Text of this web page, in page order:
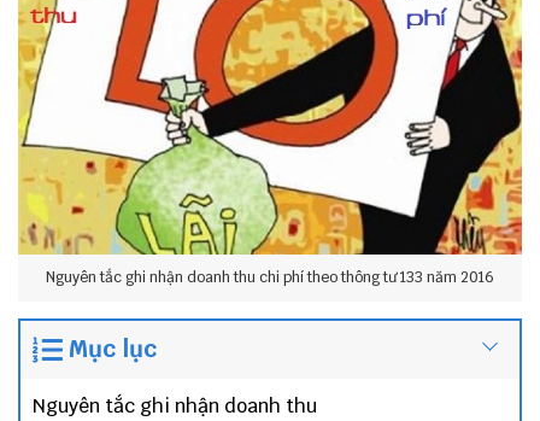
Nguyên tắc ghi nhận doanh thu chi phí theo thông tư 133 năm 2016
Mục lục
Nguyên tắc ghi nhận doanh thu